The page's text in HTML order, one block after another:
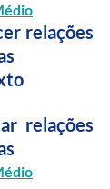
relações
relações